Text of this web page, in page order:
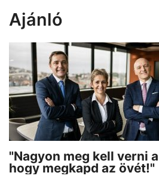
Ajánló
"Nagyon meg kell verni
hogy megkapd az övét!"